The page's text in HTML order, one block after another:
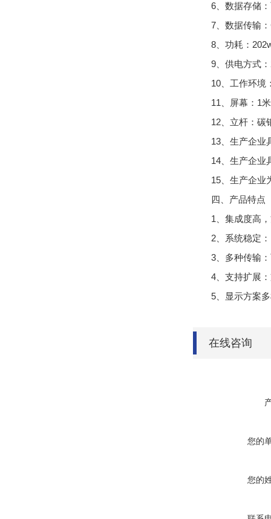
6、数据存储
7、数据传输
8、功耗：
9、供电方式
10、工作环
11、屏幕：1
12、立杆：碳
13、生产企业
14、生产企业
15、生产企业
四、产品特点
1、集成度高
2、系统稳定
3、多种传输
4、支持扩展
5、显示方案
在线咨询
您的
您的